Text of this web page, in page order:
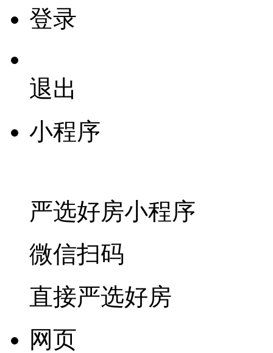
登录
退出
小程序
严选好房小程序
微信扫码
直接严选好房
网页